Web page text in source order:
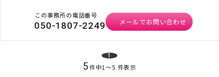
この事務所の電話番号
050-1807-2249 メールでお問い合わせ
1
5件中1〜5 件表示